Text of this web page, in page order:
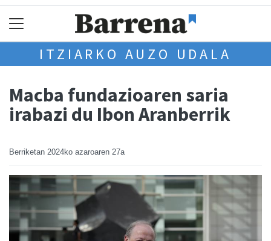
ITZIARKO AUZO UDALA
Macba fundazioaren saria
irabazi du Ibon Aranberrik
Berriketan 2024ko azaroaren 27a